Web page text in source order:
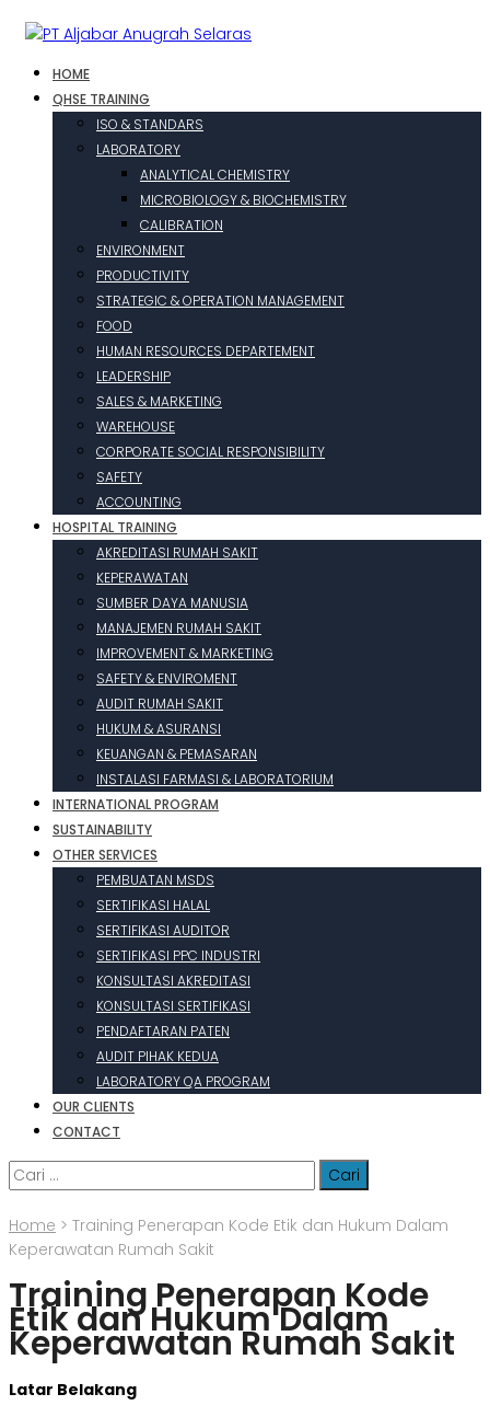
HOME
QHSE TRAINING
ISO & STANDARS
LABORATORY
ANALYTICAL CHEMISTRY
MICROBIOLOGY & BIOCHEMISTRY
CALIBRATION
ENVIRONMENT
PRODUCTIVITY
STRATEGIC & OPERATION MANAGEMENT
FOOD
HUMAN RESOURCES DEPARTEMENT
LEADERSHIP
SALES & MARKETING
WAREHOUSE
CORPORATE SOCIAL RESPONSIBILITY
SAFETY
ACCOUNTING
HOSPITAL TRAINING
AKREDITASI RUMAH SAKIT
KEPERAWATAN
SUMBER DAYA MANUSIA
MANAJEMEN RUMAH SAKIT
IMPROVEMENT & MARKETING
SAFETY & ENVIROMENT
AUDIT RUMAH SAKIT
HUKUM & ASURANSI
KEUANGAN & PEMASARAN
INSTALASI FARMASI & LABORATORIUM
INTERNATIONAL PROGRAM
SUSTAINABILITY
OTHER SERVICES
PEMBUATAN MSDS
SERTIFIKASI HALAL
SERTIFIKASI AUDITOR
SERTIFIKASI PPC INDUSTRI
KONSULTASI AKREDITASI
KONSULTASI SERTIFIKASI
PENDAFTARAN PATEN
AUDIT PIHAK KEDUA
LABORATORY QA PROGRAM
OUR CLIENTS
CONTACT
Cari
untuk:
Home > Training Penerapan Kode Etik dan Hukum Dalam
Keperawatan Rumah Sakit
Training Penerapan Kode
Etik dan Hukum Dalam
Keperawatan Rumah Sakit
Latar Belakang